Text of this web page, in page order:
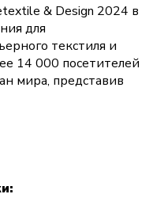
& Design 2024 в
для
текстиля и
14 000 посетителей
мира, представив